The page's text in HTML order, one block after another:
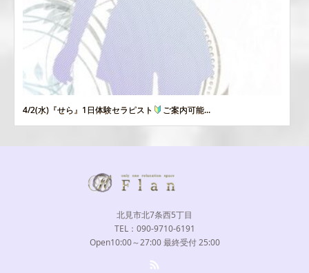
4/2(水)『せら』1日体験セラピスト ご案内可能...
北見市北7条西5丁目
TEL：090-9710-6191
Open10:00～27:00 最終受付 25:00